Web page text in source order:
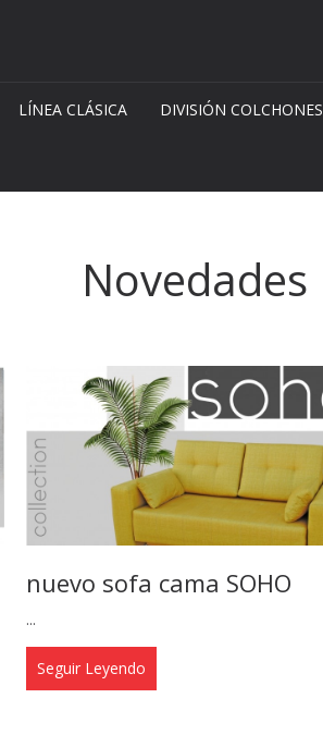
LÍNEA CLÁSICA DIVISIÓN COLCHONES
Novedades
nuevo sofa cama SOHO
...
Seguir Leyendo